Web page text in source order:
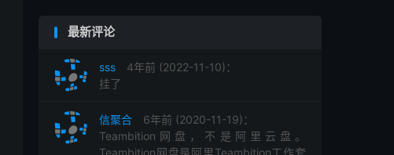
最新评论
sss
4年前 (2022-11-10)：
挂了
信聚合
6年前 (2020-11-19)：
Teambition网盘，不是阿里云盘。
Teambition网盘是阿里Teambition工作套